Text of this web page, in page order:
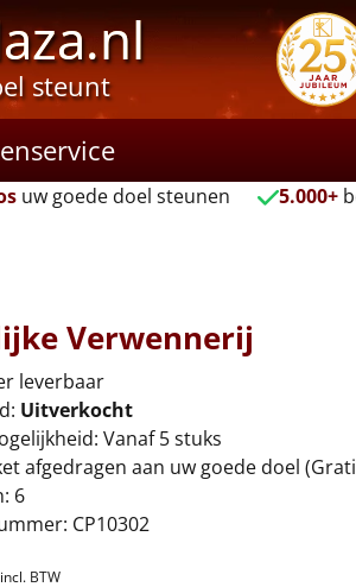
steunt
uw goede doel steunen 5.000+
Verwennerij
leverbaar
Uitverkocht
Vanaf 5 stuks
afgedragen aan uw goede doel
6
CP10302
incl. BTW